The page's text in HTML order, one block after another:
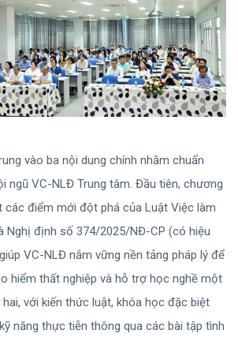
vào ba nội dung chính nhằm chuẩn
ngũ VC-NLĐ Trung tâm. Đầu tiên, chương
các điểm mới đột phá của Luật Việc làm
Nghị định số 374/2025/NĐ-CP (có hiệu
VC-NLĐ nắm vững nền tảng pháp lý để
hiểm thất nghiệp và hỗ trợ học nghề một
với kiến thức luật, khóa học đặc biệt
năng thực tiễn thông qua các bài tập tình